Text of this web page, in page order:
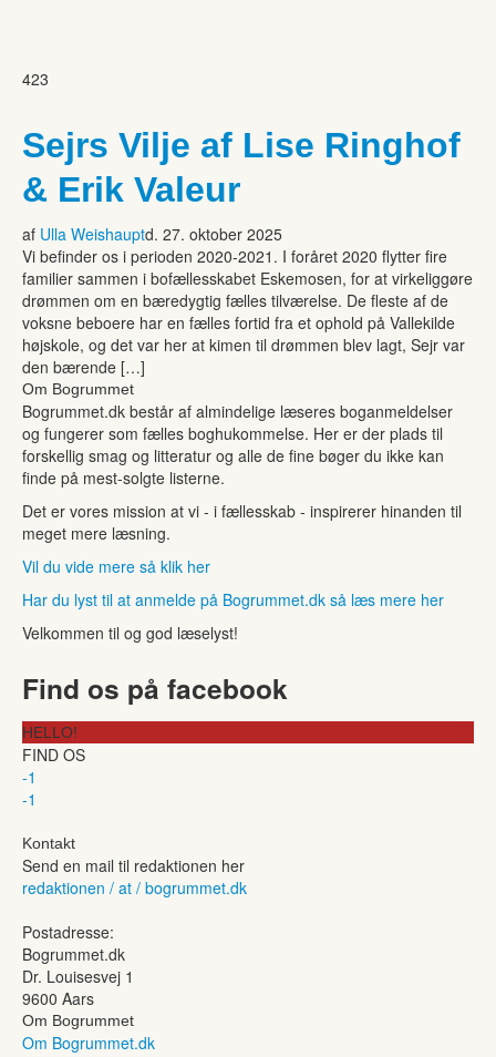
423
Sejrs Vilje af Lise Ringhof
& Erik Valeur
af Ulla Weishauptd. 27. oktober 2025
Vi befinder os i perioden 2020-2021. I foråret 2020 flytter fire
familier sammen i bofællesskabet Eskemosen, for at virkeliggøre
drømmen om en bæredygtig fælles tilværelse. De fleste af de
voksne beboere har en fælles fortid fra et ophold på Vallekilde
højskole, og det var her at kimen til drømmen blev lagt, Sejr var
den bærende […]
Om Bogrummet
Bogrummet.dk består af almindelige læseres boganmeldelser
og fungerer som fælles boghukommelse. Her er der plads til
forskellig smag og litteratur og alle de fine bøger du ikke kan
finde på mest-solgte listerne.
Det er vores mission at vi - i fællesskab - inspirerer hinanden til
meget mere læsning.
Vil du vide mere så klik her
Har du lyst til at anmelde på Bogrummet.dk så læs mere her
Velkommen til og god læselyst!
Find os på facebook
HELLO!
FIND OS
-1
-1
Kontakt
Send en mail til redaktionen her
redaktionen / at / bogrummet.dk
Postadresse:
Bogrummet.dk
Dr. Louisesvej 1
9600 Aars
Om Bogrummet
Om Bogrummet.dk